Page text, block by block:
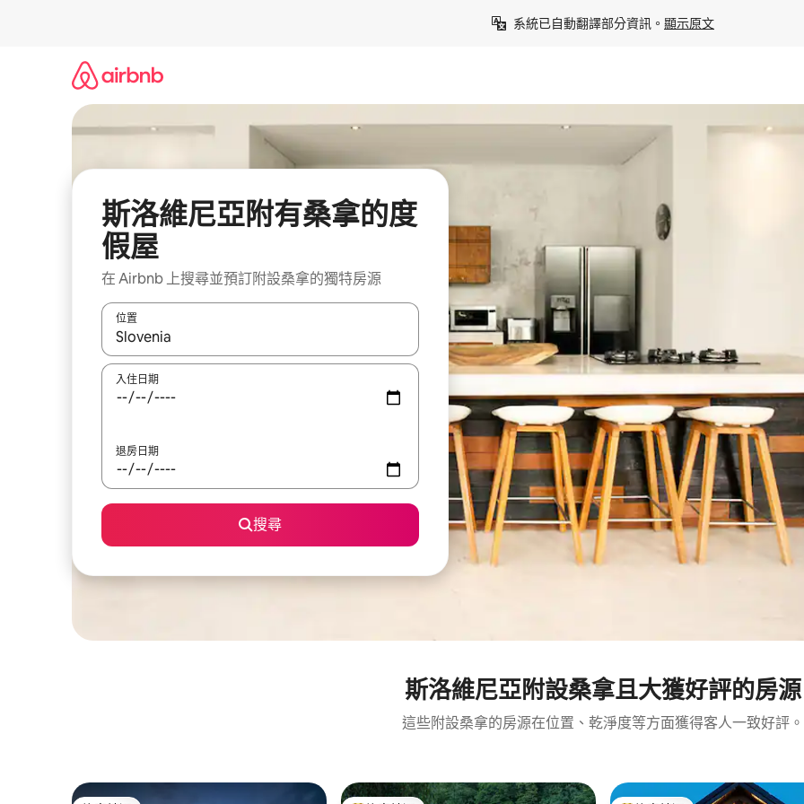
系統已自動翻譯部分資訊。 顯示原文
斯洛維尼亞附有桑拿的度
假屋
在 Airbnb 上搜尋並預訂附設桑拿的獨特房源
位置
如有搜尋結果，瀏覽內容時請使用上下箭頭，或輕點、滑動裝置。
入住日期
退房日期
搜尋
斯洛維尼亞附設桑拿且大獲好評的房源
這些附設桑拿的房源在位置、乾淨度等方面獲得客人一致好評。